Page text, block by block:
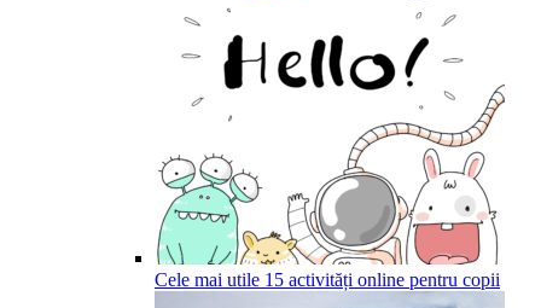
Cele mai utile 15 activități online pentru copii